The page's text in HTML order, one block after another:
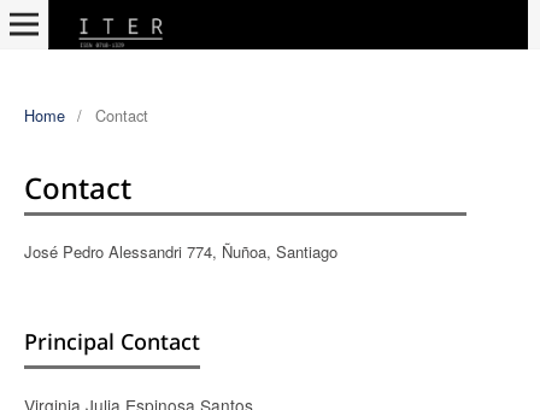
Home / Contact
Contact
José Pedro Alessandri 774, Ñuñoa, Santiago
Principal Contact
Virginia Julia Espinosa Santos